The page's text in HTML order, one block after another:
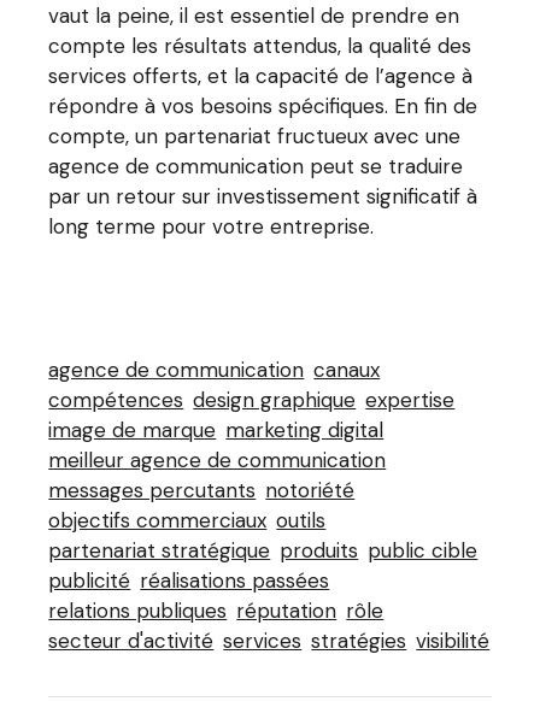
vaut la peine, il est essentiel de prendre en
compte les résultats attendus, la qualité des
services offerts, et la capacité de l’agence à
répondre à vos besoins spécifiques. En fin de
compte, un partenariat fructueux avec une
agence de communication peut se traduire
par un retour sur investissement significatif à
long terme pour votre entreprise.
agence de communication canaux
compétences design graphique expertise
image de marque marketing digital
meilleur agence de communication
messages percutants notoriété
objectifs commerciaux outils
partenariat stratégique produits public cible
publicité réalisations passées
relations publiques réputation rôle
secteur d'activité services stratégies visibilité